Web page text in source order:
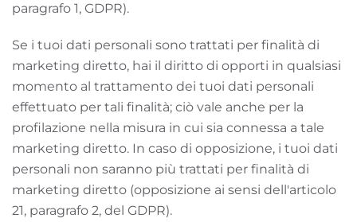
paragrafo 1, GDPR).
Se i tuoi dati personali sono trattati per finalità di
marketing diretto, hai il diritto di opporti in qualsiasi
momento al trattamento dei tuoi dati personali
effettuato per tali finalità; ciò vale anche per la
profilazione nella misura in cui sia connessa a tale
marketing diretto. In caso di opposizione, i tuoi dati
personali non saranno più trattati per finalità di
marketing diretto (opposizione ai sensi dell'articolo
21, paragrafo 2, del GDPR).